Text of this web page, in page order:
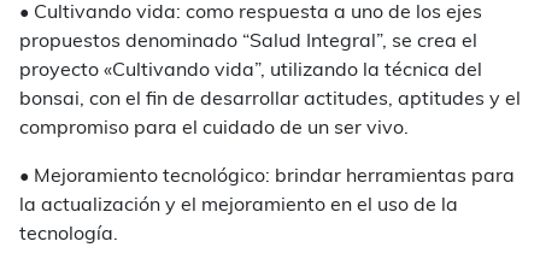
• Cultivando vida: como respuesta a uno de los ejes
propuestos denominado “Salud Integral”, se crea el
proyecto «Cultivando vida”, utilizando la técnica del
bonsai, con el fin de desarrollar actitudes, aptitudes y el
compromiso para el cuidado de un ser vivo.
• Mejoramiento tecnológico: brindar herramientas para
la actualización y el mejoramiento en el uso de la
tecnología.